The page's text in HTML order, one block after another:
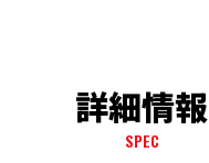
詳細情報
SPEC